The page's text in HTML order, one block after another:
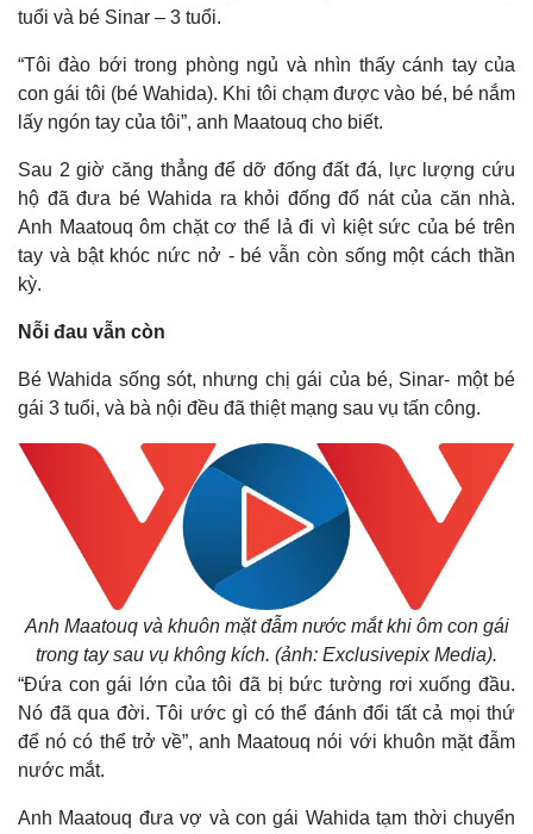
Thế giới
Cuộc sống đó đây
Hồ sơ
Ảnh
E-Magazine
tuổi và bé Sinar – 3 tuổi.
“Tôi đào bới trong phòng ngủ và nhìn thấy cánh tay của
con gái tôi (bé Wahida). Khi tôi chạm được vào bé, bé nắm
lấy ngón tay của tôi”, anh Maatouq cho biết.
Sau 2 giờ căng thẳng để dỡ đống đất đá, lực lượng cứu
hộ đã đưa bé Wahida ra khỏi đống đổ nát của căn nhà.
Anh Maatouq ôm chặt cơ thể lả đi vì kiệt sức của bé trên
tay và bật khóc nức nở - bé vẫn còn sống một cách thần
kỳ.
Nỗi đau vẫn còn
Bé Wahida sống sót, nhưng chị gái của bé, Sinar- một bé
gái 3 tuổi, và bà nội đều đã thiệt mạng sau vụ tấn công.
Anh Maatouq và khuôn mặt đẫm nước mắt khi ôm con gái
trong tay sau vụ không kích. (ảnh: Exclusivepix Media).
“Đứa con gái lớn của tôi đã bị bức tường rơi xuống đầu.
Nó đã qua đời. Tôi ước gì có thể đánh đổi tất cả mọi thứ
để nó có thể trở về”, anh Maatouq nói với khuôn mặt đẫm
nước mắt.
Anh Maatouq đưa vợ và con gái Wahida tạm thời chuyển